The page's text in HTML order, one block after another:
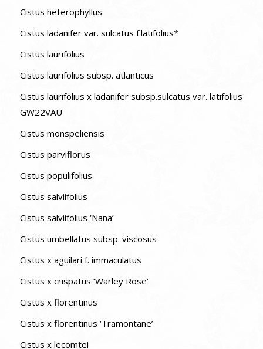
Cistus heterophyllus
Cistus ladanifer var. sulcatus f.latifolius*
Cistus laurifolius
Cistus laurifolius subsp. atlanticus
Cistus laurifolius x ladanifer subsp.sulcatus var. latifolius
GW22VAU
Cistus monspeliensis
Cistus parviflorus
Cistus populifolius
Cistus salviifolius
Cistus salviifolius ‘Nana’
Cistus umbellatus subsp. viscosus
Cistus x aguilari f. immaculatus
Cistus x crispatus ‘Warley Rose’
Cistus x florentinus
Cistus x florentinus ‘Tramontane’
Cistus x lecomtei